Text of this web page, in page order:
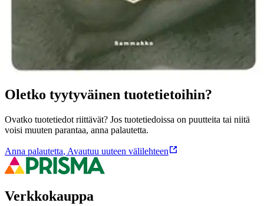
Ominaisuudet
Oletko tyytyväinen tuotetietoihin?
Ovatko tuotetiedot riittävät? Jos tuotetiedoissa on puutteita tai niitä
voisi muuten parantaa, anna palautetta.
Anna palautetta, Avautuu uuteen välilehteen
Verkkokauppa